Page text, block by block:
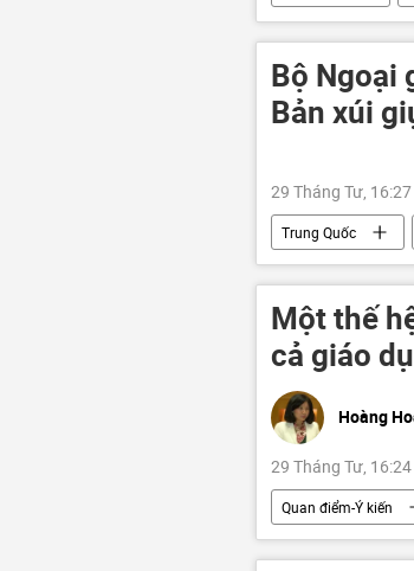
EVN
PVN
Bộ Ngoại
Bản xúi
29 Tháng Tư, 16:27
Trung Quốc
Ấn Độ - Thái Bình
Một thế
cả giáo
Hoàng
29 Tháng Tư, 16:24
Quan điểm-Ý kiến
Chính trị